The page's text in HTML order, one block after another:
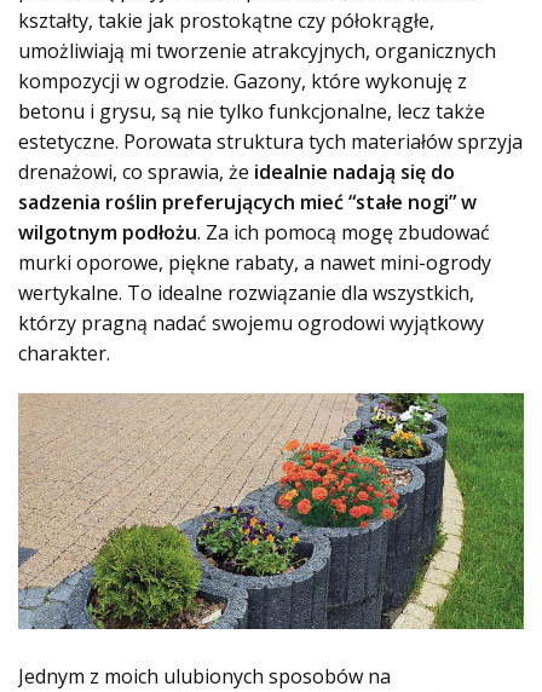
kształty, takie jak prostokątne czy półokrągłe,
umożliwiają mi tworzenie atrakcyjnych, organicznych
kompozycji w ogrodzie. Gazony, które wykonuję z
betonu i grysu, są nie tylko funkcjonalne, lecz także
estetyczne. Porowata struktura tych materiałów sprzyja
drenażowi, co sprawia, że idealnie nadają się do
sadzenia roślin preferujących mieć “stałe nogi” w
wilgotnym podłożu. Za ich pomocą mogę zbudować
murki oporowe, piękne rabaty, a nawet mini-ogrody
wertykalne. To idealne rozwiązanie dla wszystkich,
którzy pragną nadać swojemu ogrodowi wyjątkowy
charakter.
Jednym z moich ulubionych sposobów na